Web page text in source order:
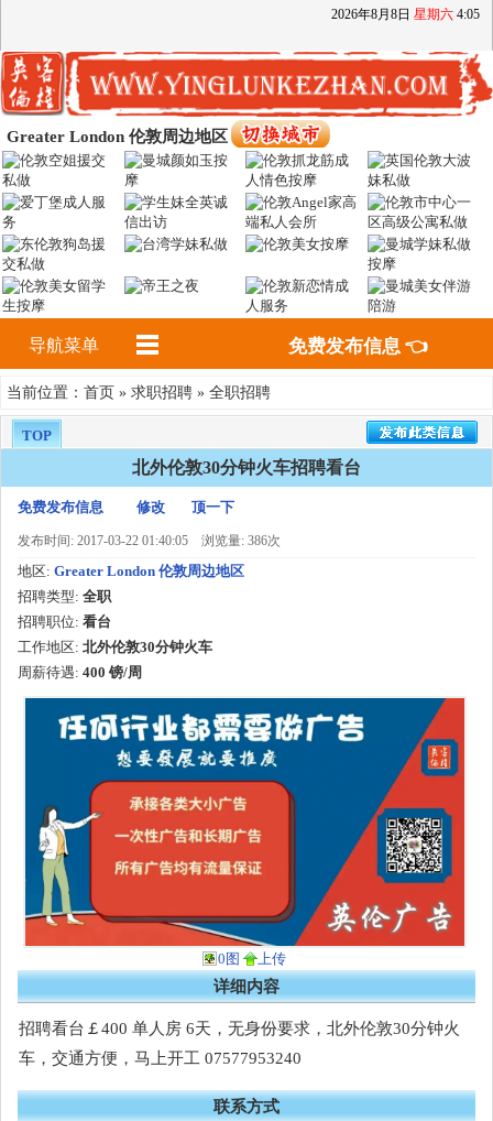
2026年8月 8日 星期六 4:05
Greater London 伦敦周边地区
导航菜单 免费发布信息 👈
当前位置： 首页 » 求职招聘 » 全职招聘
TOP
北外伦敦30分钟火车招聘看台
免费发布信息 修改 顶一下
发布时间: 2017-03-22 01:40:05 浏览量: 386次
地区: Greater London 伦敦周边地区
招聘类型: 全职
招聘职位: 看台
工作地区: 北外伦敦30分钟火车
周薪待遇: 400 镑/周
0图 上传
详细内容
招聘看台￡400 单人房 6天，无身份要求，北外伦敦30分钟火
车，交通方便，马上开工 07577953240
联系方式